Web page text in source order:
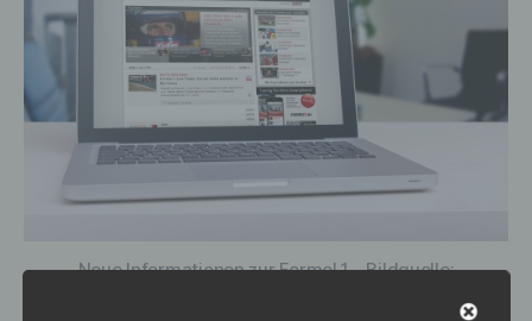
Neue Informationen zur Formel 1 - Bildquelle: